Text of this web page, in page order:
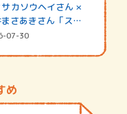
カソウヘイさん ×
さあきさん「スペ
…07-30
め